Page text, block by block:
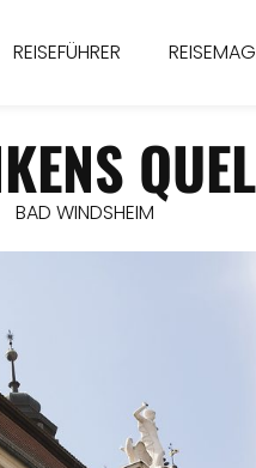
REISEFÜHRER
BAD WINDSHEIM